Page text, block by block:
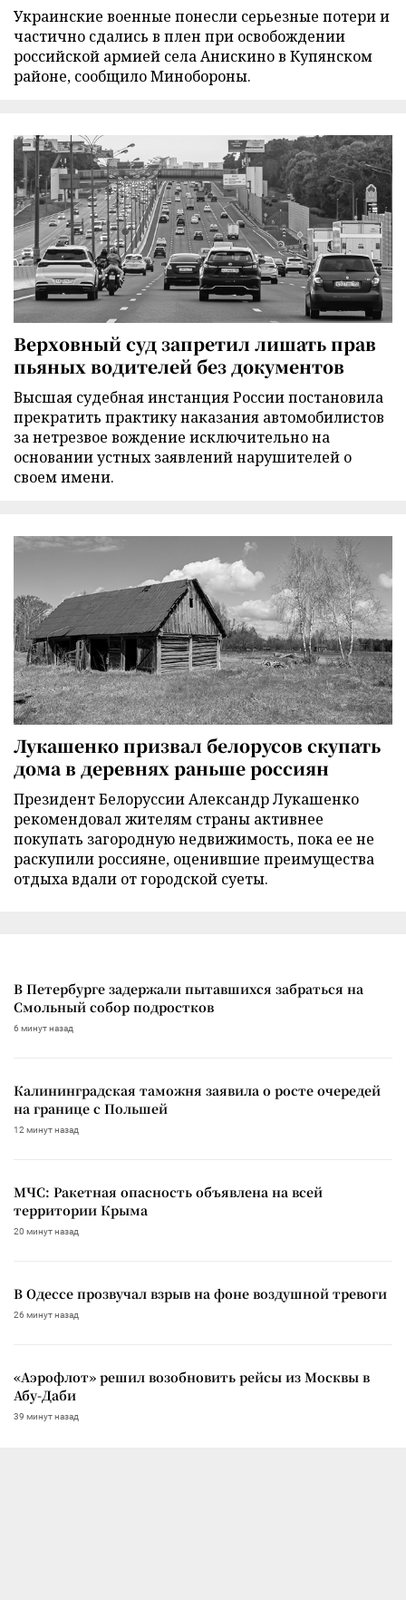
Украинские военные понесли серьезные потери и
частично сдались в плен при освобождении
российской армией села Анискино в Купянском
районе, сообщило Минобороны.
Верховный суд запретил лишать прав
пьяных водителей без документов
Высшая судебная инстанция России постановила
прекратить практику наказания автомобилистов
за нетрезвое вождение исключительно на
основании устных заявлений нарушителей о
своем имени.
Лукашенко призвал белорусов скупать
дома в деревнях раньше россиян
Президент Белоруссии Александр Лукашенко
рекомендовал жителям страны активнее
покупать загородную недвижимость, пока ее не
раскупили россияне, оценившие преимущества
отдыха вдали от городской суеты.
В Петербурге задержали пытавшихся забраться на
Смольный собор подростков
6 минут назад
Калининградская таможня заявила о росте очередей
на границе с Польшей
12 минут назад
МЧС: Ракетная опасность объявлена на всей
территории Крыма
20 минут назад
В Одессе прозвучал взрыв на фоне воздушной тревоги
26 минут назад
«Аэрофлот» решил возобновить рейсы из Москвы в
Абу-Даби
39 минут назад